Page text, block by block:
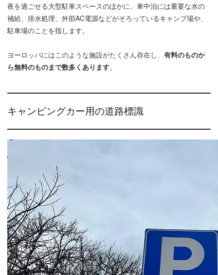
夜を過ごせる大型駐車スペースのほかに、車中泊には重要な水の
補給、排水処理、外部AC電源などがそろっているキャンプ場や、
駐車場のことを指します。
ヨーロッパにはこのような施設がたくさん存在し、 有料のものか
ら無料のものまで数多くあります。
キャンピングカー用の道路標識